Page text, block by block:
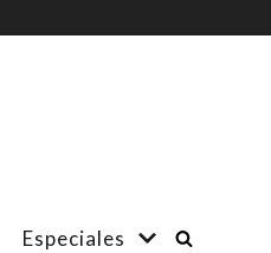
Especiales